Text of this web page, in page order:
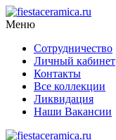
Меню
Сотрудничество
Личный кабинет
Контакты
Все коллекции
Ликвидация
Наши Вакансии